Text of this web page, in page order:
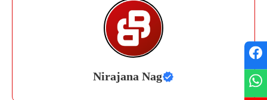
Nirajana Nag